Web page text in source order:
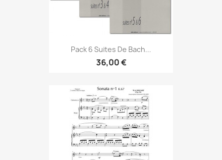
Pack 6 Suites De Bach...
36,00 €